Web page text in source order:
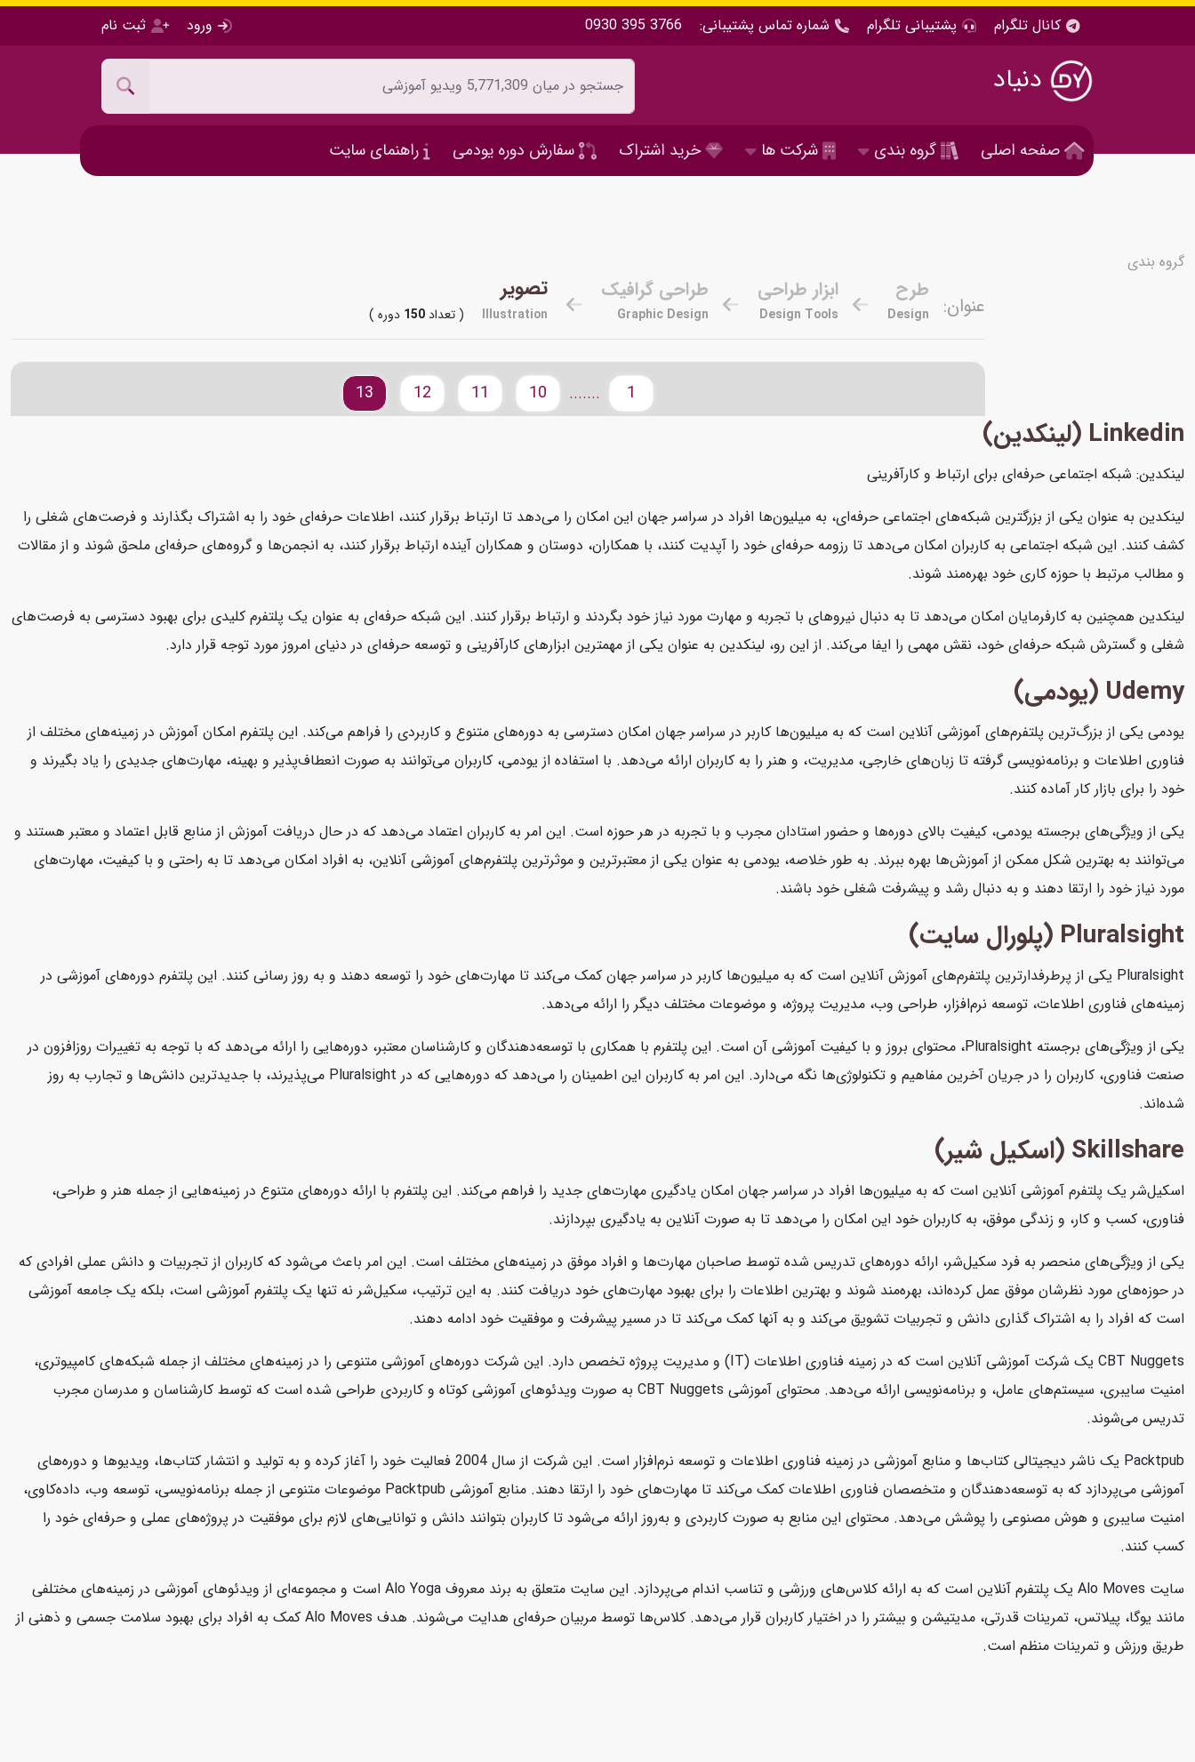
کانال تلگرام پشتیبانی تلگرام شماره تماس پشتیبانی: 0930 395 3766 ورود ثبت نام
دنیاد
صفحه اصلی گروه بندی شرکت ها خرید اشتراک سفارش دوره یودمی راهنمای سایت
گروه بندی
عنوان:
طرح
Design
ابزار طراحی
Design Tools
طراحی گرافیک
Graphic Design
تصویر
Illustration ( تعداد150 دوره )
1
.......
10
11
12
13
Linkedin (لینکدین)
لینکدین: شبکه اجتماعی حرفه‌ای برای ارتباط و کارآفرینی
لینکدین به عنوان یکی از بزرگترین شبکه‌های اجتماعی حرفه‌ای، به میلیون‌ها افراد در سراسر جهان این امکان را می‌دهد تا ارتباط برقرار کنند، اطلاعات حرفه‌ای خود را به اشتراک بگذارند و فرصت‌های شغلی را
کشف کنند. این شبکه اجتماعی به کاربران امکان می‌دهد تا رزومه حرفه‌ای خود را آپدیت کنند، با همکاران، دوستان و همکاران آینده ارتباط برقرار کنند، به انجمن‌ها و گروه‌های حرفه‌ای ملحق شوند و از مقالات
و مطالب مرتبط با حوزه کاری خود بهره‌مند شوند.
لینکدین همچنین به کارفرمایان امکان می‌دهد تا به دنبال نیروهای با تجربه و مهارت مورد نیاز خود بگردند و ارتباط برقرار کنند. این شبکه حرفه‌ای به عنوان یک پلتفرم کلیدی برای بهبود دسترسی به فرصت‌های
شغلی و گسترش شبکه حرفه‌ای خود، نقش مهمی را ایفا می‌کند. از این رو، لینکدین به عنوان یکی از مهمترین ابزارهای کارآفرینی و توسعه حرفه‌ای در دنیای امروز مورد توجه قرار دارد.
Udemy (یودمی)
یودمی یکی از بزرگ‌ترین پلتفرم‌های آموزشی آنلاین است که به میلیون‌ها کاربر در سراسر جهان امکان دسترسی به دوره‌های متنوع و کاربردی را فراهم می‌کند. این پلتفرم امکان آموزش در زمینه‌های مختلف از
فناوری اطلاعات و برنامه‌نویسی گرفته تا زبان‌های خارجی، مدیریت، و هنر را به کاربران ارائه می‌دهد. با استفاده از یودمی، کاربران می‌توانند به صورت انعطاف‌پذیر و بهینه، مهارت‌های جدیدی را یاد بگیرند و
خود را برای بازار کار آماده کنند.
یکی از ویژگی‌های برجسته یودمی، کیفیت بالای دوره‌ها و حضور استادان مجرب و با تجربه در هر حوزه است. این امر به کاربران اعتماد می‌دهد که در حال دریافت آموزش از منابع قابل اعتماد و معتبر هستند و
می‌توانند به بهترین شکل ممکن از آموزش‌ها بهره ببرند. به طور خلاصه، یودمی به عنوان یکی از معتبرترین و موثرترین پلتفرم‌های آموزشی آنلاین، به افراد امکان می‌دهد تا به راحتی و با کیفیت، مهارت‌های
مورد نیاز خود را ارتقا دهند و به دنبال رشد و پیشرفت شغلی خود باشند.
Pluralsight (پلورال سایت)
Pluralsight یکی از پرطرفدارترین پلتفرم‌های آموزش آنلاین است که به میلیون‌ها کاربر در سراسر جهان کمک می‌کند تا مهارت‌های خود را توسعه دهند و به روز رسانی کنند. این پلتفرم دوره‌های آموزشی در
زمینه‌های فناوری اطلاعات، توسعه نرم‌افزار، طراحی وب، مدیریت پروژه، و موضوعات مختلف دیگر را ارائه می‌دهد.
یکی از ویژگی‌های برجسته Pluralsight، محتوای بروز و با کیفیت آموزشی آن است. این پلتفرم با همکاری با توسعه‌دهندگان و کارشناسان معتبر، دوره‌هایی را ارائه می‌دهد که با توجه به تغییرات روزافزون در
صنعت فناوری، کاربران را در جریان آخرین مفاهیم و تکنولوژی‌ها نگه می‌دارد. این امر به کاربران این اطمینان را می‌دهد که دوره‌هایی که در Pluralsight می‌پذیرند، با جدیدترین دانش‌ها و تجارب به روز
شده‌اند.
Skillshare (اسکیل شیر)
اسکیل‌شر یک پلتفرم آموزشی آنلاین است که به میلیون‌ها افراد در سراسر جهان امکان یادگیری مهارت‌های جدید را فراهم می‌کند. این پلتفرم با ارائه دوره‌های متنوع در زمینه‌هایی از جمله هنر و طراحی،
فناوری، کسب و کار، و زندگی موفق، به کاربران خود این امکان را می‌دهد تا به صورت آنلاین به یادگیری بپردازند.
یکی از ویژگی‌های منحصر به فرد سکیل‌شر، ارائه دوره‌های تدریس شده توسط صاحبان مهارت‌ها و افراد موفق در زمینه‌های مختلف است. این امر باعث می‌شود که کاربران از تجربیات و دانش عملی افرادی که
در حوزه‌های مورد نظرشان موفق عمل کرده‌اند، بهره‌مند شوند و بهترین اطلاعات را برای بهبود مهارت‌های خود دریافت کنند. به این ترتیب، سکیل‌شر نه تنها یک پلتفرم آموزشی است، بلکه یک جامعه آموزشی
است که افراد را به اشتراک گذاری دانش و تجربیات تشویق می‌کند و به آنها کمک می‌کند تا در مسیر پیشرفت و موفقیت خود ادامه دهند.
CBT Nuggets یک شرکت آموزشی آنلاین است که در زمینه فناوری اطلاعات (IT) و مدیریت پروژه تخصص دارد. این شرکت دوره‌های آموزشی متنوعی را در زمینه‌های مختلف از جمله شبکه‌های کامپیوتری،
امنیت سایبری، سیستم‌های عامل، و برنامه‌نویسی ارائه می‌دهد. محتوای آموزشی CBT Nuggets به صورت ویدئوهای آموزشی کوتاه و کاربردی طراحی شده است که توسط کارشناسان و مدرسان مجرب
تدریس می‌شوند.
Packtpub یک ناشر دیجیتالی کتاب‌ها و منابع آموزشی در زمینه فناوری اطلاعات و توسعه نرم‌افزار است. این شرکت از سال 2004 فعالیت خود را آغاز کرده و به تولید و انتشار کتاب‌ها، ویدیوها و دوره‌های
آموزشی می‌پردازد که به توسعه‌دهندگان و متخصصان فناوری اطلاعات کمک می‌کند تا مهارت‌های خود را ارتقا دهند. منابع آموزشی Packtpub موضوعات متنوعی از جمله برنامه‌نویسی، توسعه وب، داده‌کاوی،
امنیت سایبری و هوش مصنوعی را پوشش می‌دهد. محتوای این منابع به صورت کاربردی و به‌روز ارائه می‌شود تا کاربران بتوانند دانش و توانایی‌های لازم برای موفقیت در پروژه‌های عملی و حرفه‌ای خود را
کسب کنند.
سایت Alo Moves یک پلتفرم آنلاین است که به ارائه کلاس‌های ورزشی و تناسب اندام می‌پردازد. این سایت متعلق به برند معروف Alo Yoga است و مجموعه‌ای از ویدئوهای آموزشی در زمینه‌های مختلفی
مانند یوگا، پیلاتس، تمرینات قدرتی، مدیتیشن و بیشتر را در اختیار کاربران قرار می‌دهد. کلاس‌ها توسط مربیان حرفه‌ای هدایت می‌شوند. هدف Alo Moves کمک به افراد برای بهبود سلامت جسمی و ذهنی از
طریق ورزش و تمرینات منظم است.